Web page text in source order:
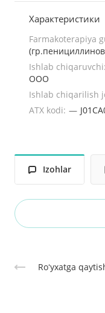
Характеристики
Farmakoterapiya
Ishlab chiqaruvchi:
ООО
Ishlab chiqarilish
ATX kodi: —
Izohlar
Roʻyxatga